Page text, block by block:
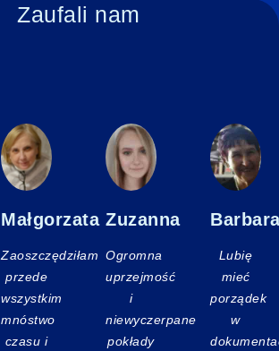
Zaufali nam
Małgorzata
Zaoszczędziłam
przede
wszystkim
mnóstwo
czasu i
Zuzanna
Ogromna
uprzejmość
i
niewyczerpane
pokłady
Lubię
mieć
porządek
w